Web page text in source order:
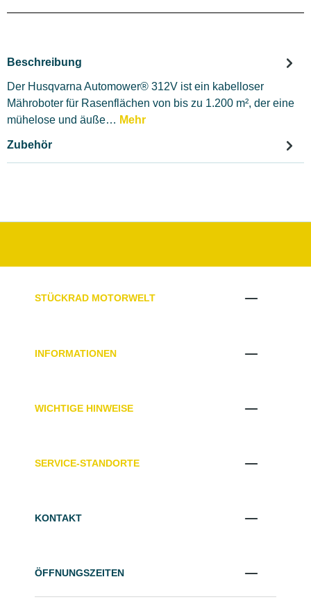
Beschreibung
Der Husqvarna Automower® 312V ist ein kabelloser
Mähroboter für Rasenflächen von bis zu 1.200 m², der eine
mühelose und äuße… Mehr
Zubehör
STÜCKRAD MOTORWELT
INFORMATIONEN
WICHTIGE HINWEISE
SERVICE-STANDORTE
KONTAKT
ÖFFNUNGSZEITEN